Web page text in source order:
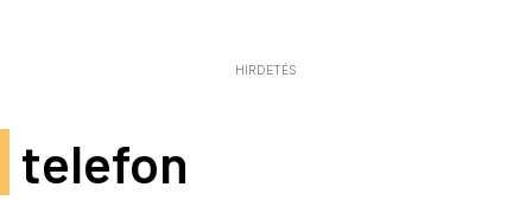
HIRDETÉS
telefon